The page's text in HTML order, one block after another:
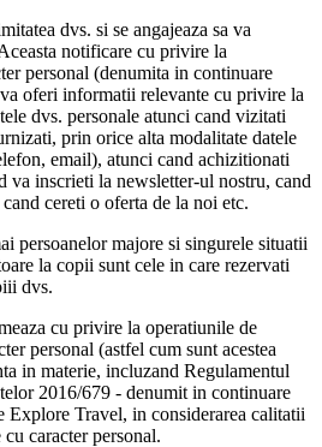
dvs. si se angajeaza sa va
notificare cu privire la
personal (denumita in continuare
oferi informatii relevante cu privire la
dvs. personale atunci cand vizitati
prin orice alta modalitate datele
email), atunci cand achizitionati
va inscrieti la newsletter-ul nostru, cand
cereti o oferta de la noi etc.
persoanelor majore si singurele situatii
la copii sunt cele in care rezervati
dvs.
cu privire la operatiunile de
personal (astfel cum sunt acestea
in materie, incluzand Regulamentul
2016/679 - denumit in continuare
Explore Travel, in considerarea calitatii
caracter personal.